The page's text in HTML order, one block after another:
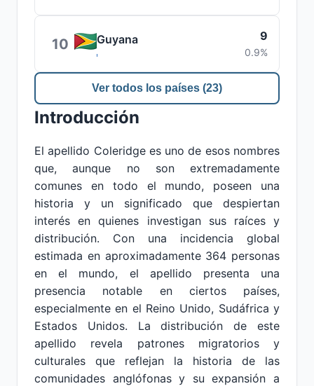
10 Guyana 9
0.9%
Ver todos los países (23)
Introducción
El apellido Coleridge es uno de esos nombres
que, aunque no son extremadamente
comunes en todo el mundo, poseen una
historia y un significado que despiertan
interés en quienes investigan sus raíces y
distribución. Con una incidencia global
estimada en aproximadamente 364 personas
en el mundo, el apellido presenta una
presencia notable en ciertos países,
especialmente en el Reino Unido, Sudáfrica y
Estados Unidos. La distribución de este
apellido revela patrones migratorios y
culturales que reflejan la historia de las
comunidades anglófonas y su expansión a